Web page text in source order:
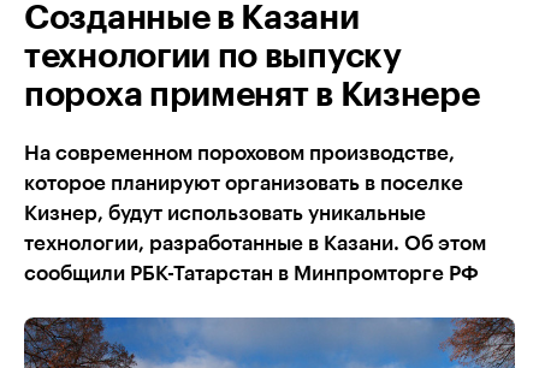
Созданные в Казани
технологии по выпуску
пороха применят в Кизнере
На современном пороховом производстве,
которое планируют организовать в поселке
Кизнер, будут использовать уникальные
технологии, разработанные в Казани. Об этом
сообщили РБК-Татарстан в Минпромторге РФ